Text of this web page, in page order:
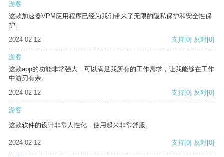
游客
这款加速器VPM应用程序已经为我们带来了无限的隐私保护和安全性保
护。
2024-02-12
支持[0] 反对[0]
游客
这款app的功能非常强大，可以满足我所有的工作需求，让我能够在工作
中游刃有余。
2024-02-12
支持[0] 反对[0]
游客
这款软件的设计非常人性化，使用起来非常舒服。
2024-02-12 支持[0] 反对[0]